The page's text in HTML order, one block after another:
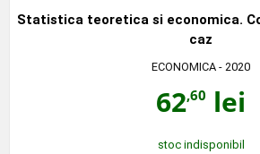
Statistica teoretica si economica.
caz
ECONOMICA - 2020
62,60 lei
stoc indisponibil